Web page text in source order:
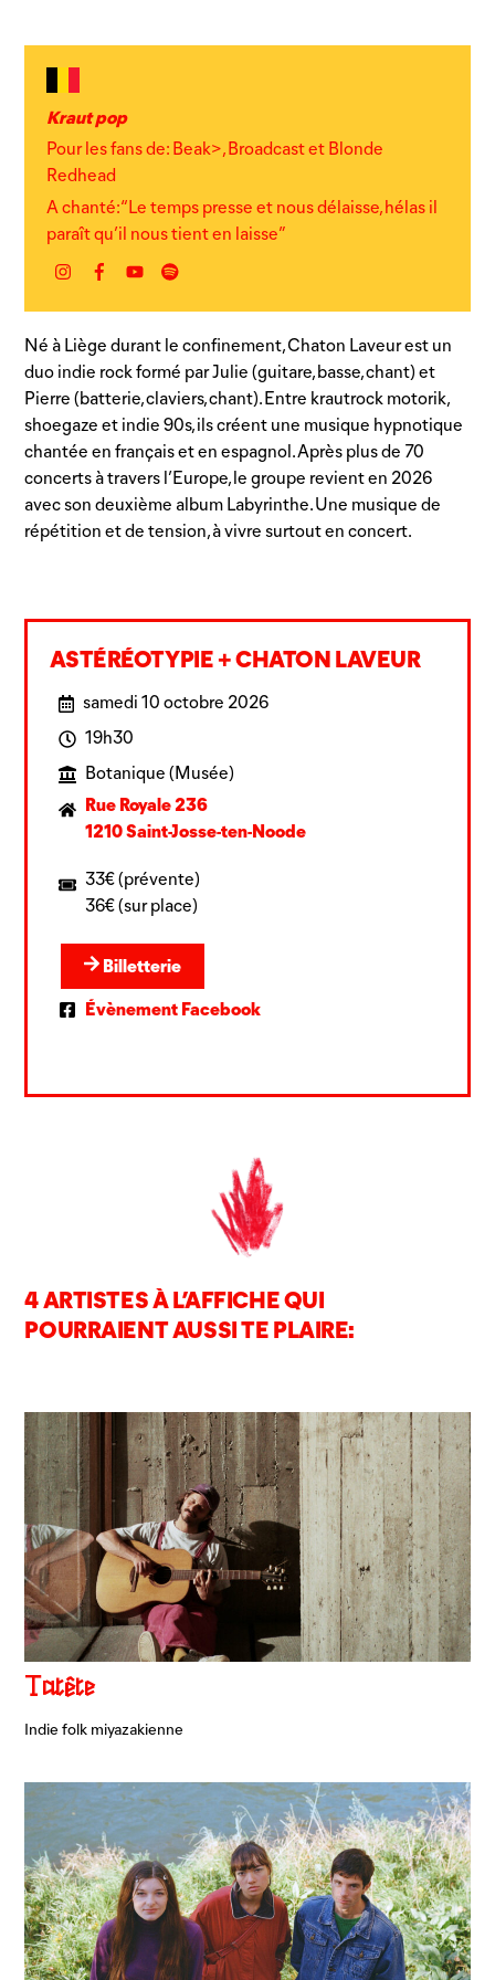
Kraut pop
Pour les fans de: Beak>, Broadcast et Blonde
Redhead
A chanté: “Le temps presse et nous délaisse, hélas il
paraît qu’il nous tient en laisse”
Instagram
FacebookYouTubeSpotify
Né à Liège durant le confinement, Chaton Laveur est un
duo indie rock formé par Julie (guitare, basse, chant) et
Pierre (batterie, claviers, chant). Entre krautrock motorik,
shoegaze et indie 90s, ils créent une musique hypnotique
chantée en français et en espagnol. Après plus de 70
concerts à travers l’Europe, le groupe revient en 2026
avec son deuxième album Labyrinthe. Une musique de
répétition et de tension, à vivre surtout en concert.
ASTÉRÉOTYPIE + CHATON LAVEUR
samedi 10 octobre 2026
19h30
Botanique (Musée)
Rue Royale 236
1210 Saint-Josse-ten-Noode
33€ (prévente)
36€ (sur place)
Billetterie
Évènement Facebook
4 ARTISTES À L’AFFICHE QUI
POURRAIENT AUSSI TE PLAIRE:
Tatête
Indie folk miyazakienne